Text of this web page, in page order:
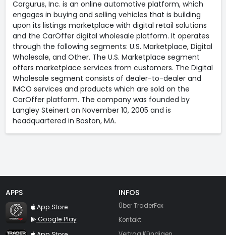
Cargurus, Inc. is an online automotive platform, which
engages in buying and selling vehicles that is building
upon its listings marketplace with digital retail solutions
and the CarOffer digital wholesale platform. It operates
through the following segments: U.S. Marketplace, Digital
Wholesale, and Other. The U.S. Marketplace segment
offers marketplace services from customers. The Digital
Wholesale segment consists of dealer-to-dealer and
IMCO services and products which are sold on the
CarOffer platform. The company was founded by
Langley Steinert on November 10, 2005 and is
headquartered in Boston, MA.
APPS
TraderFox Flash
App Store
Google Play
TraderFox App
INFOS
Über TraderFox
Kontakt